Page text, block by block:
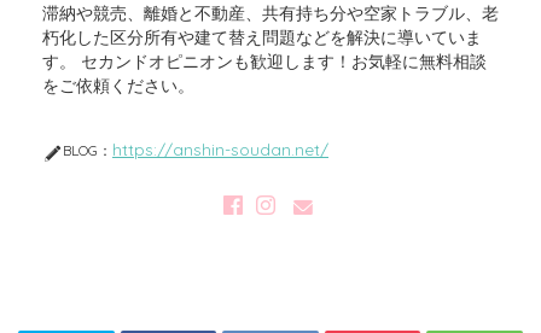
滞納や競売、離婚と不動産、共有持ち分や空家トラブル、老
朽化した区分所有や建て替え問題などを解決に導いていま
す。 セカンドオピニオンも歓迎します！お気軽に無料相談
をご依頼ください。
BLOG： https://anshin-soudan.net/